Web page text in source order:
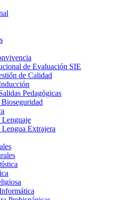
de Evaluación SIE
de Calidad
Pedagógicas
Lenguaje
Extrajera